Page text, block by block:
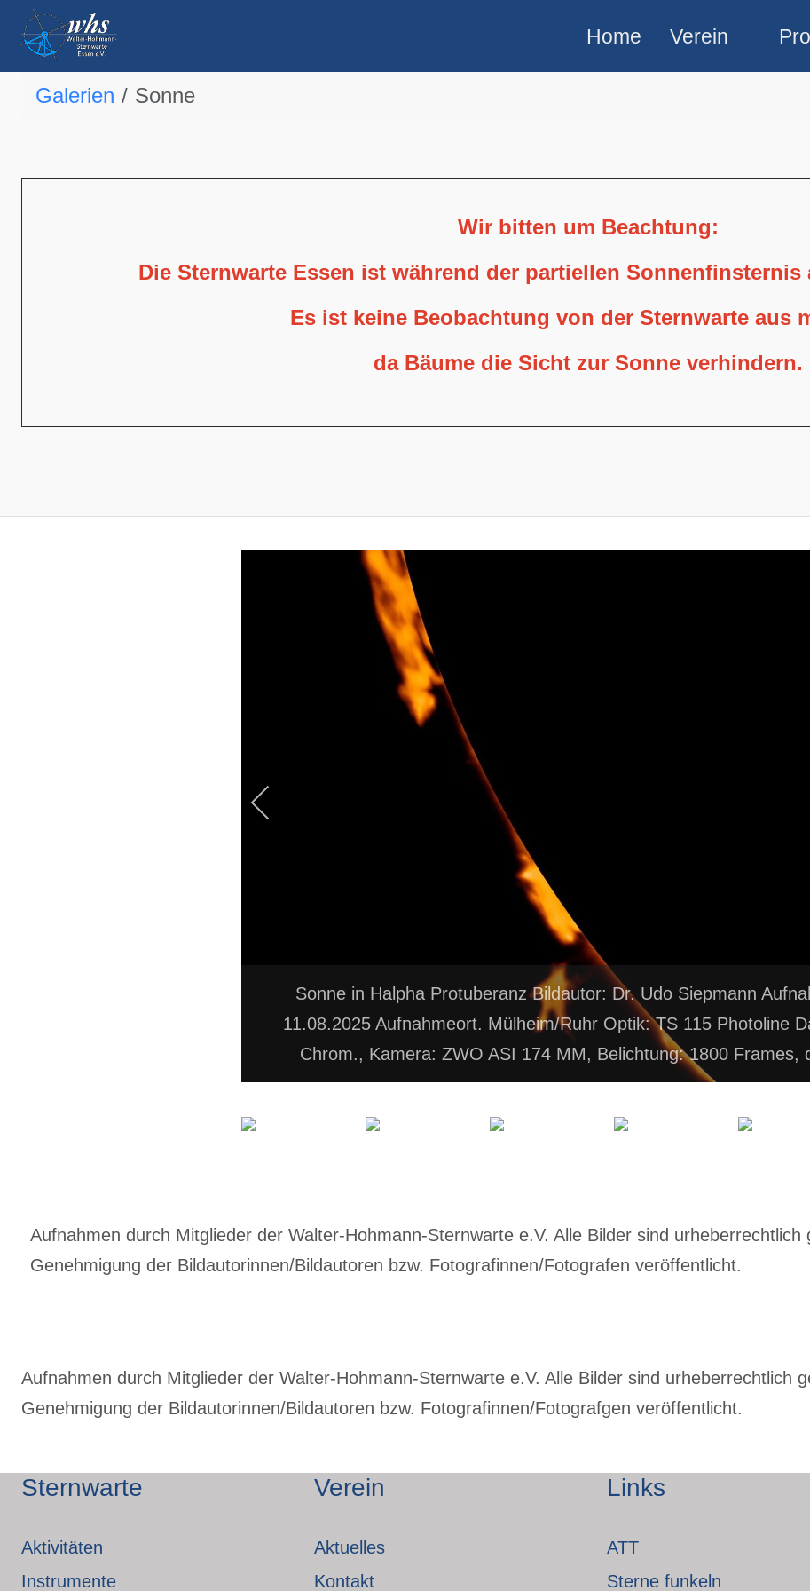
Home Verein
Galerien Sonne
Wir bitten um Beachtung:
Die Sternwarte Essen ist während der partiellen Sonnenfinsternis
Es ist keine Beobachtung von der Sternwarte aus
da Bäume die Sicht zur Sonne verhindern.
Sonne in Halpha Protuberanz Bildautor: Dr. Udo Siepmann
11.08.2025 Aufnahmeort. Mülheim/Ruhr Optik: TS 115 Photoline
Chrom., Kamera: ZWO ASI 174 MM, Belichtung: 1800 Frames,
Aufnahmen durch Mitglieder der Walter-Hohmann-Sternwarte e.V. Alle Bilder sind
Genehmigung der Bildautorinnen/Bildautoren bzw. Fotografinnen/Fotografen veröffentlicht.
Aufnahmen durch Mitglieder der Walter-Hohmann-Sternwarte e.V. Alle Bilder sind urheberrechtlich
Genehmigung der Bildautorinnen/Bildautoren bzw. Fotografinnen/Fotografgen veröffentlicht.
Sternwarte
Aktivitäten
Instrumente
Verein
Aktuelles
Kontakt
Links
ATT
Sterne funkeln